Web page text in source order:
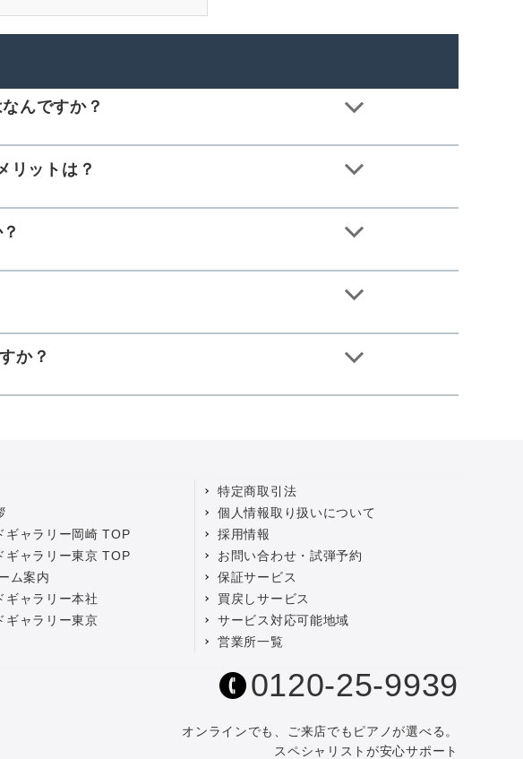
んですか？
リットは？
か？
ギャラリー岡崎 TOP
ギャラリー東京 TOP
ム案内
ギャラリー本社
ギャラリー東京
特定商取引法
個人情報取り扱いについて
採用情報
お問い合わせ・試弾予約
保証サービス
買戻しサービス
サービス対応可能地域
営業所一覧
0120-25-9939
オンラインでも、ご来店でもピアノが選べる。
スペシャリストが安心サポート